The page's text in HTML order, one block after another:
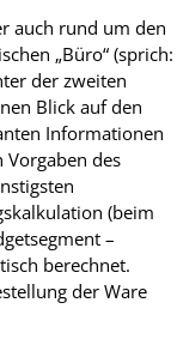
auch rund um den
„Büro“ (sprich:
der zweiten
Blick auf den
Informationen
des
(beim
–
berechnet.
der Ware